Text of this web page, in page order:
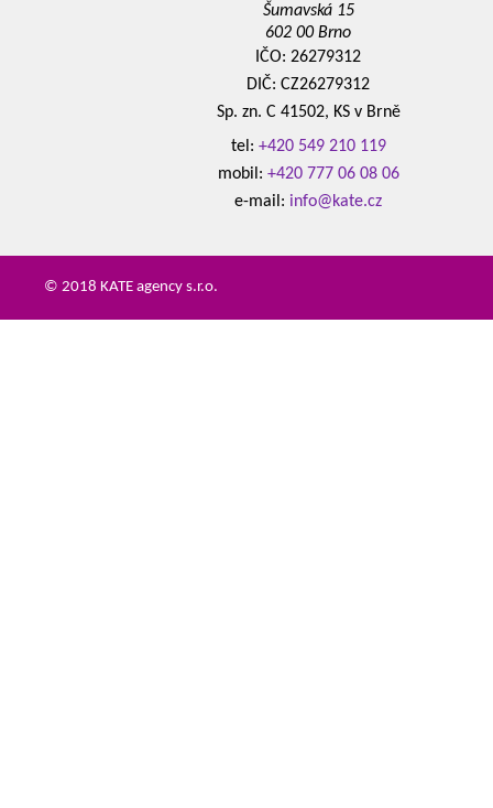
Šumavská 15
602 00 Brno
IČO: 26279312
DIČ: CZ26279312
Sp. zn. C 41502, KS v Brně
tel: +420 549 210 119
mobil: +420 777 06 08 06
e-mail: info@kate.cz
© 2018 KATE agency s.r.o.